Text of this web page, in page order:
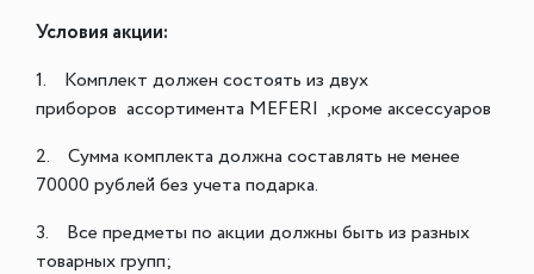
Условия акции:
1. Комплект должен состоять из двух
приборов ассортимента МEFERI ,кроме аксессуаров
2. Cумма комплекта должна составлять не менее
70000 рублей без учета подарка.
3. Все предметы по акции должны быть из разных
товарных групп;